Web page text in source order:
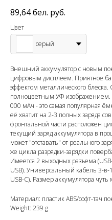
89,64бел. руб.
Цвет
серый
Внешний аккумулятор с новым
цифровым дисплеем. Приятное
эффектом металлического
полноцветным УФ изображением.
000 мАч - это самая популярная
её хватит на 2-3 полных заряда
фронтальной части расположен
текущий заряд аккумулятора в
может "отставать" от реального
же цикла разрядки-зарядки
Имеется 2 выходных разъема
USB). Универсальный кабель 3-в-
USB-C). Размер аккумулятора
Материал: пластик ABS/софт-тач
Weight: 239 g